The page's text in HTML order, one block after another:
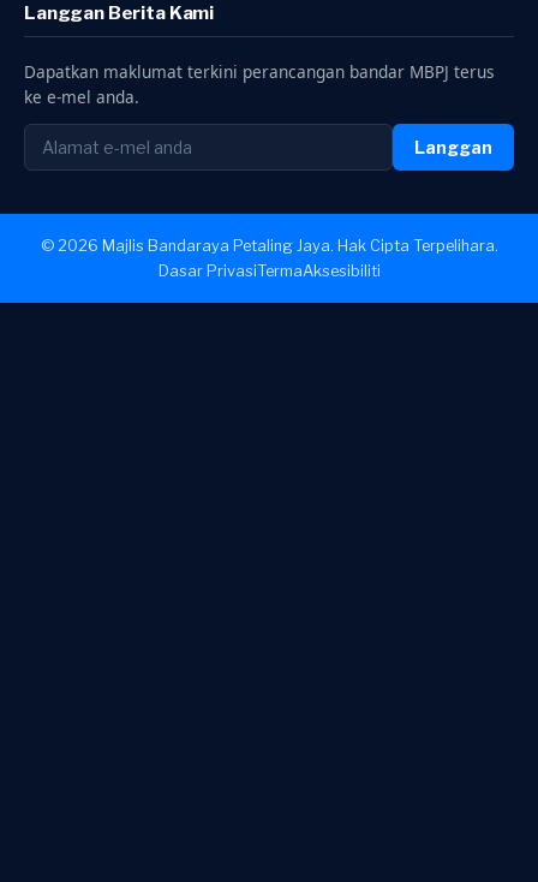
Langgan Berita Kami
Dapatkan maklumat terkini perancangan bandar MBPJ terus
ke e-mel anda.
Langgan
© 2026 Majlis Bandaraya Petaling Jaya. Hak Cipta Terpelihara.
Dasar PrivasiTermaAksesibiliti